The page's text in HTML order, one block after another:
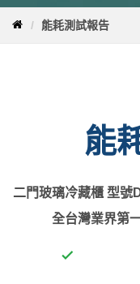
能耗測試報告
能
二門玻璃冷藏櫃 型號
全台灣業界第